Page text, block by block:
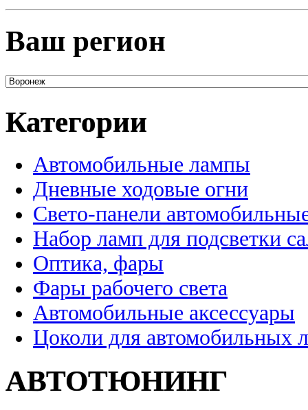
Ваш регион
Категории
Автомобильные лампы
Дневные ходовые огни
Свето-панели
Набор ламп для подсветки
Оптика, фары
Фары рабочего света
Автомобильные аксессуары
Цоколи для автомобильных
АВТОТЮНИНГ